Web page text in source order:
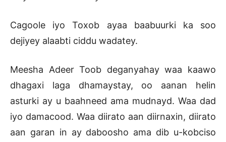
Cagoole iyo Toxob ayaa baabuurki ka soo
dejiyey alaabti ciddu wadatey.
Meesha Adeer Toob deganyahay waa kaawo
dhagaxi laga dhamaystay, oo aanan helin
asturki ay u baahneed ama mudnayd. Waa dad
iyo damacood. Waa diirato aan diirnaxin, diirato
aan garan in ay daboosho ama dib u-kobciso